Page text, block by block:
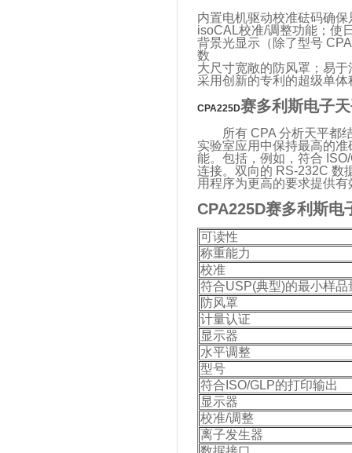
内置电机驱动校准砝码确
isoCAL校准/调整功能；使
背景光显示（除了型号
数
大尺寸宽敞的防风罩；易于
采用创新的专利的超级单
CPA225D赛多利斯电子
所有 CPA 分析天平都结
实验室应用中保持最高的
能。包括，例如，符合
连接。双向的 RS-232C 数
用程序为更高的要求提供
CPA225D赛多利斯电
可读性
称重能力
校准
符合USP(典型)的最小样品
防风罩
计量认证
显示器
水平调整
型号
符合ISO/GLP的打印输出
显示器
校准/调整
离子发生器